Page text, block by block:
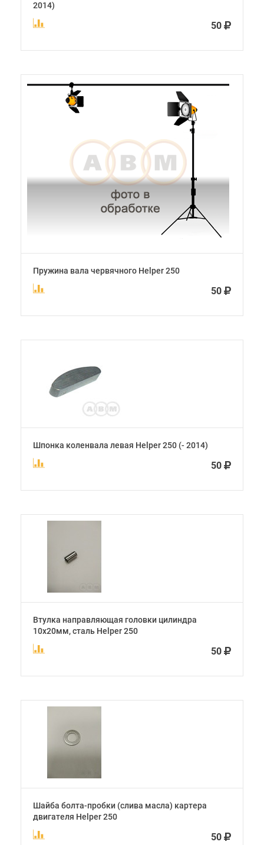
2014)
50
Пружина вала червячного Helper 250
50
Шпонка коленвала левая Helper 250 (- 2014)
50
Втулка направляющая головки цилиндра
10x20мм, сталь Helper 250
50
Шайба болта-пробки (слива масла) картера
двигателя Helper 250
50